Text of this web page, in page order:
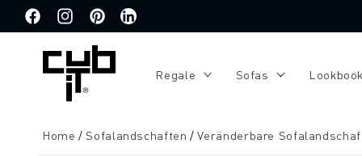
zum
Inhalt
FacebookInstagramPinterestTranslation
Regale Sofas Lookbook
Home Sofalandschaften Veränderbare